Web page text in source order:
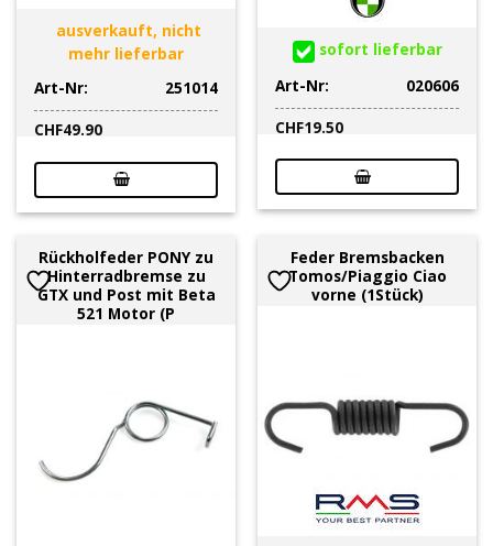
ausverkauft, nicht
mehr lieferbar
Art-Nr:
251014
CHF49.90
sofort lieferbar
Art-Nr:
020606
CHF19.50
Rückholfeder PONY zu
Hinterradbremse zu
GTX und Post mit Beta
521 Motor (P
Feder Bremsbacken
Tomos/Piaggio Ciao
vorne (1Stück)